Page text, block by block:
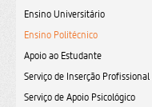
Formação
Serviços de Saúde
CESPU
Sites do grupo
Ensino Universitário
Ensino Politécnico
Apoio ao Estudante
Serviço de Inserção
Serviço de Apoio Psicológico